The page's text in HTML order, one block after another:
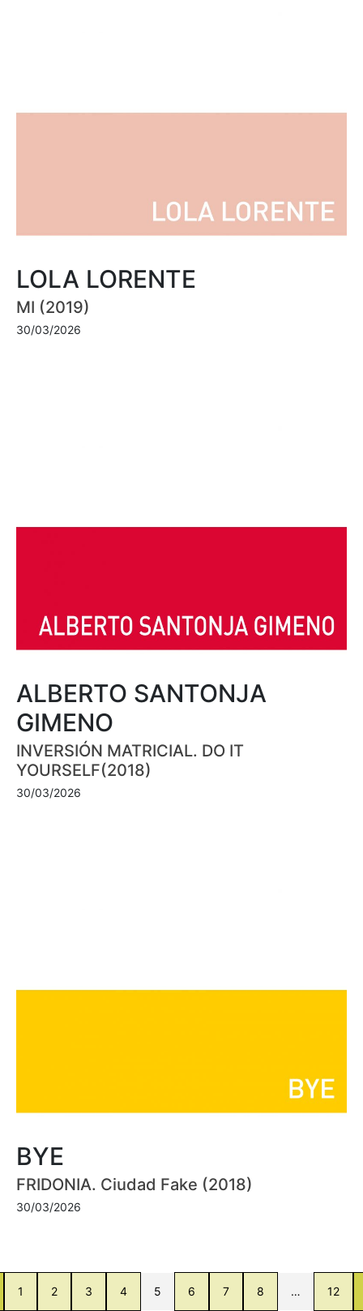
LOLA LORENTE
MI (2019)
30/03/2026
ALBERTO SANTONJA
GIMENO
INVERSIÓN MATRICIAL. DO IT
YOURSELF(2018)
30/03/2026
BYE
FRIDONIA. Ciudad Fake (2018)
30/03/2026
1 2 3 4 5 6 7 8 … 12